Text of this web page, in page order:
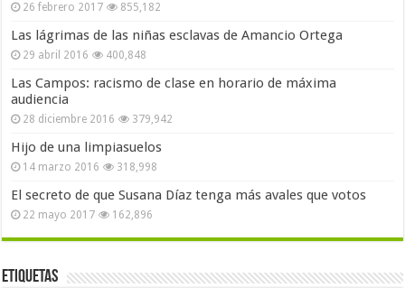
26 febrero 2017 855,182
Las lágrimas de las niñas esclavas de Amancio Ortega
29 abril 2016 400,848
Las Campos: racismo de clase en horario de máxima
audiencia
28 diciembre 2016 379,942
Hijo de una limpiasuelos
14 marzo 2016 318,998
El secreto de que Susana Díaz tenga más avales que votos
22 mayo 2017 162,896
Etiquetas